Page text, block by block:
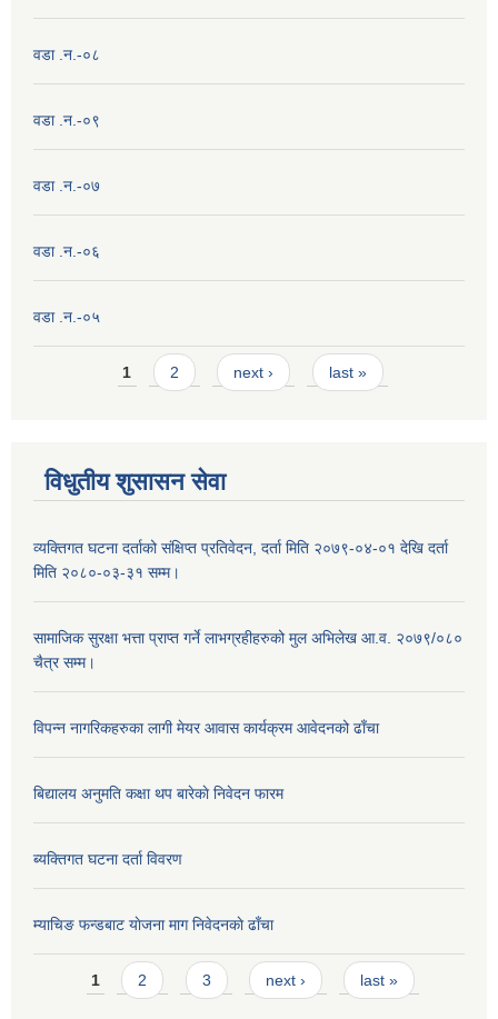
वडा .न.-०८
वडा .न.-०९
वडा .न.-०७
वडा .न.-०६
वडा .न.-०५
Pages1 2 next › last »
विधुतीय शुसासन सेवा
व्यक्तिगत घटना दर्ताको संक्षिप्त प्रतिवेदन, दर्ता मिति २०७९-०४-०१ देखि दर्ता
मिति २०८०-०३-३१ सम्म।
सामाजिक सुरक्षा भत्ता प्राप्त गर्ने लाभग्रहीहरुको मुल अभिलेख आ.व. २०७९/०८०
चैत्र सम्म।
विपन्न नागरिकहरुका लागी मेयर आवास कार्यक्रम आवेदनको ढाँचा
बिद्यालय अनुमति कक्षा थप बारेकाे निवेदन फारम
ब्यक्तिगत घटना दर्ता विवरण
म्याचिङ फन्डबाट याेजना माग निवेदनकाे ढाँचा
Pages
1 2 3 next › last »